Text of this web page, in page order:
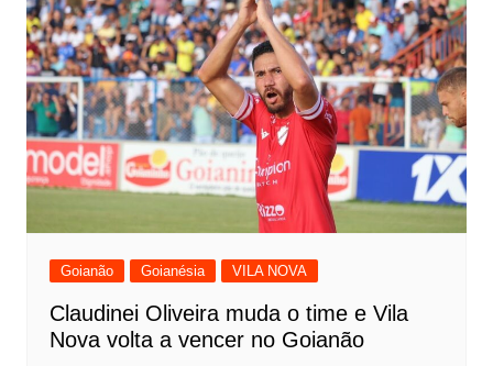
Goianão Goianésia VILA NOVA
Claudinei Oliveira muda o time e Vila
Nova volta a vencer no Goianão